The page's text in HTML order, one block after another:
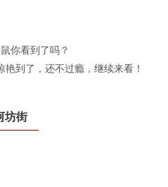
你看到了吗？
到了，还不过瘾，继续来看！
坊街